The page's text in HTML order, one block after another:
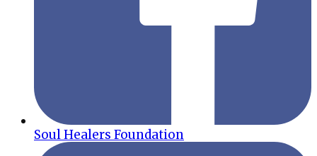
Soul Healers Foundation